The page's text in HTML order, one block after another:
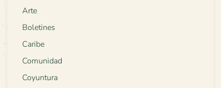
Arte
Boletines
Caribe
Comunidad
Coyuntura